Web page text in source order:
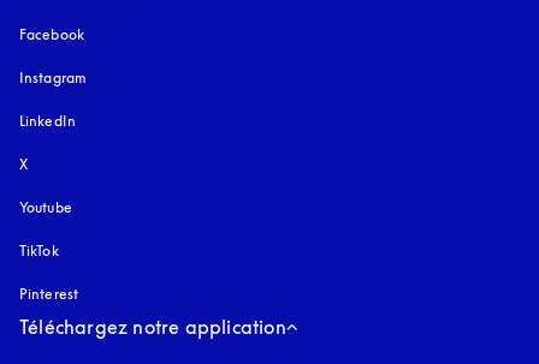
Facebook
Instagram
LinkedIn
X
Youtube
TikTok
Pinterest
Téléchargez notre application